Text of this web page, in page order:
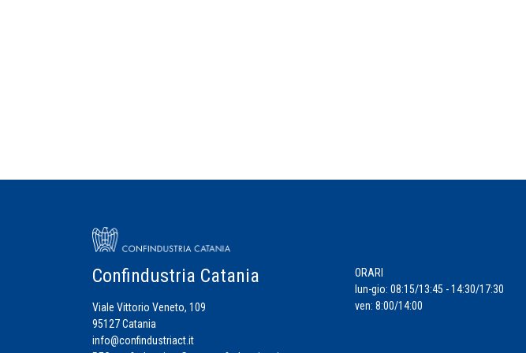
Confindustria Catania
Viale Vittorio Veneto, 109
95127 Catania
info@confindustriact.it
ORARI
lun-gio: 08:15/13:45 - 14:30/17:30
ven: 8:00/14:00